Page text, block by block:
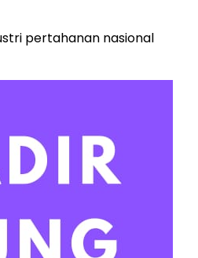
pertahanan nasional